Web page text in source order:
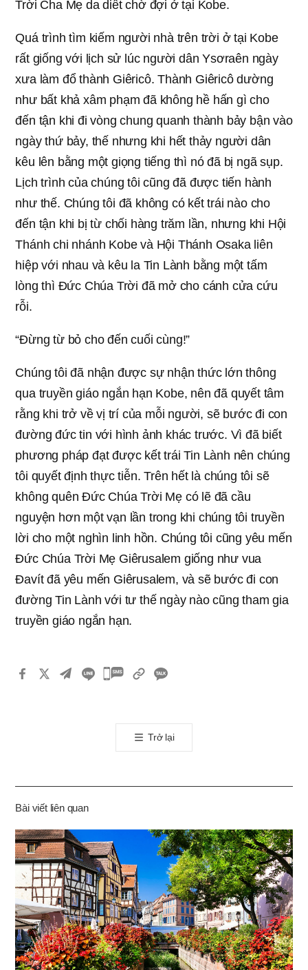
Trời Cha Mẹ da diết chờ đợi ở tại Kobe.
Quá trình tìm kiếm người nhà trên trời ở tại Kobe
rất giống với lịch sử lúc người dân Ysơraên ngày
xưa làm đổ thành Giêricô. Thành Giêricô dường
như bất khả xâm phạm đã không hề hấn gì cho
đến tận khi đi vòng chung quanh thành bảy bận vào
ngày thứ bảy, thế nhưng khi hết thảy người dân
kêu lên bằng một giọng tiếng thì nó đã bị ngã sụp.
Lịch trình của chúng tôi cũng đã được tiến hành
như thế. Chúng tôi đã không có kết trái nào cho
đến tận khi bị từ chối hàng trăm lần, nhưng khi Hội
Thánh chi nhánh Kobe và Hội Thánh Osaka liên
hiệp với nhau và kêu la Tin Lành bằng một tấm
lòng thì Đức Chúa Trời đã mở cho cánh cửa cứu
rỗi.
“Đừng từ bỏ cho đến cuối cùng!”
Chúng tôi đã nhận được sự nhận thức lớn thông
qua truyền giáo ngắn hạn Kobe, nên đã quyết tâm
rằng khi trở về vị trí của mỗi người, sẽ bước đi con
đường đức tin với hình ảnh khác trước. Vì đã biết
phương pháp đạt được kết trái Tin Lành nên chúng
tôi quyết định thực tiễn. Trên hết là chúng tôi sẽ
không quên Đức Chúa Trời Mẹ có lẽ đã cầu
nguyện hơn một vạn lần trong khi chúng tôi truyền
lời cho một nghìn linh hồn. Chúng tôi cũng yêu mến
Đức Chúa Trời Mẹ Giêrusalem giống như vua
Đavít đã yêu mến Giêrusalem, và sẽ bước đi con
đường Tin Lành với tư thế ngày nào cũng tham gia
truyền giáo ngắn hạn.
카
톡
공
기
Trở lại
Bài viết liên quan